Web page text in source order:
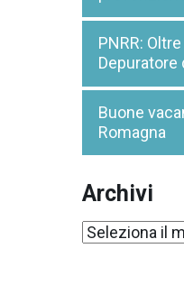
PNRR:
Depuratore
Buone
Romagna
Archivi
Archivi